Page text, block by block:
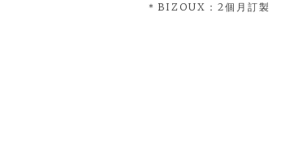
＊BIZOUX：2個月訂製